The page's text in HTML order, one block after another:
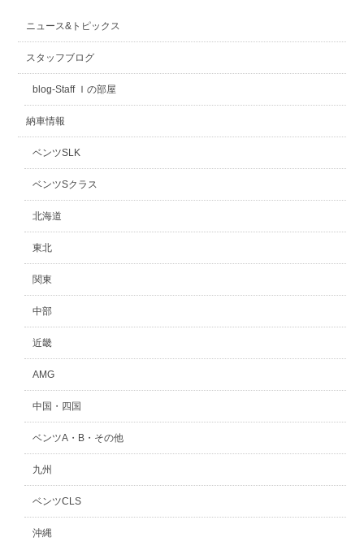
ニュース&トピックス
スタッフブログ
blog-Staff Ｉの部屋
納車情報
ベンツSLK
ベンツSクラス
北海道
東北
関東
中部
近畿
AMG
中国・四国
ベンツA・B・その他
九州
ベンツCLS
沖縄